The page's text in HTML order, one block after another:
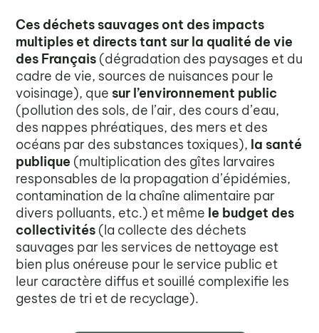
Ces déchets sauvages ont des impacts
multiples et directs tant sur la qualité de vie
des Français (dégradation des paysages et du
cadre de vie, sources de nuisances pour le
voisinage), que sur l’environnement public
(pollution des sols, de l’air, des cours d’eau,
des nappes phréatiques, des mers et des
océans par des substances toxiques), la santé
publique (multiplication des gîtes larvaires
responsables de la propagation d’épidémies,
contamination de la chaîne alimentaire par
divers polluants, etc.) et même le budget des
collectivités (la collecte des déchets
sauvages par les services de nettoyage est
bien plus onéreuse pour le service public et
leur caractère diffus et souillé complexifie les
gestes de tri et de recyclage).